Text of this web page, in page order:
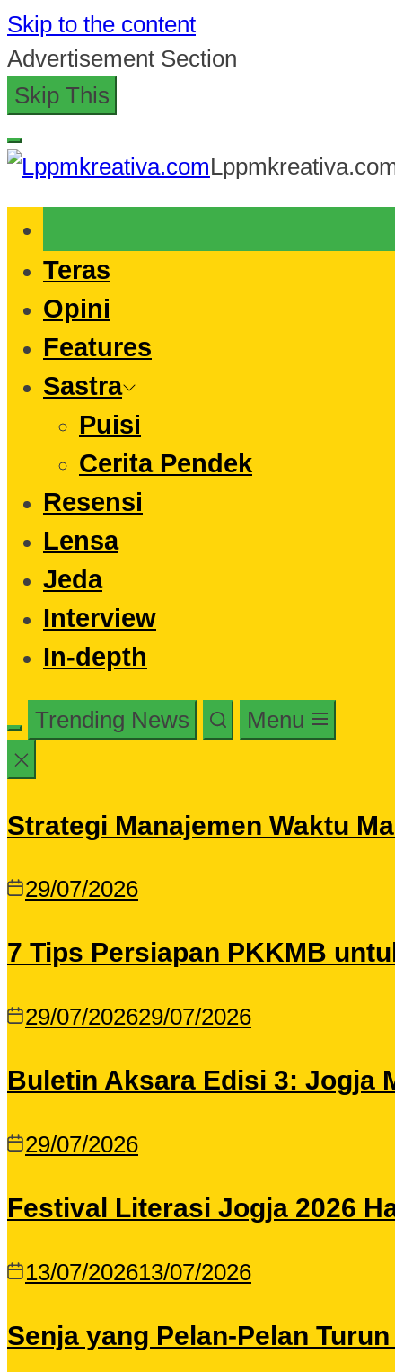
Skip to the content
Advertisement Section
Skip This
Teras
Opini
Features
Sastra
Puisi
Cerita Pendek
Resensi
Lensa
Jeda
Interview
In-depth
Trending News Menu
Strategi Manajemen Waktu
29/07/2026
7 Tips Persiapan PKKMB
29/07/202629/07/2026
Buletin Aksara Edisi 3: Jogja
29/07/2026
Festival Literasi Jogja 2026
13/07/202613/07/2026
Senja yang Pelan-Pelan